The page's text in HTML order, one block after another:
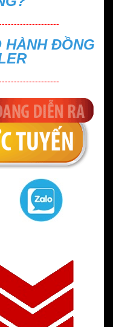
HÀNH ĐỒNG